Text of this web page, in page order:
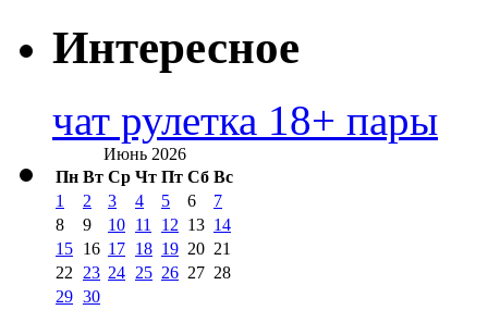
Интересное
чат рулетка 18+ пары
Июнь 2026
Пн Вт Ср Чт Пт Сб Вс
1 2 3 4 5 6
7
8
9 10 11 12 13 14
15 16 17 18 19 20 21
22
23 24 25 26 27 28
29 30